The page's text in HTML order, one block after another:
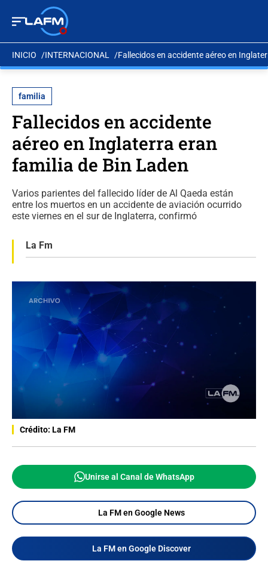
INICIO INTERNACIONAL Fallecidos en accidente aéreo en
familia
Fallecidos en accidente
aéreo en Inglaterra eran
familia de Bin Laden
Varios parientes del fallecido líder de Al Qaeda están
entre los muertos en un accidente de aviación ocurrido
este viernes en el sur de Inglaterra, confirmó
La Fm
Crédito: La FM
Unirse al Canal de WhatsApp
La FM en Google News
La FM en Google Discover